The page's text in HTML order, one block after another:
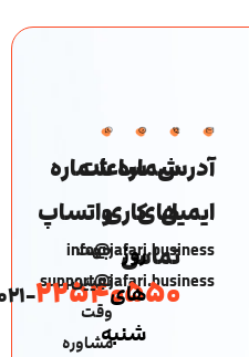
آدرس
ایمیل
info@jafari.business
support@jafari.business
شماره
های
تماس
۰۲۱-22540550
ساعات
کاری
روز
های
شنبه
شماره
واتساپ
جهت
تعیین
وقت
مشاوره